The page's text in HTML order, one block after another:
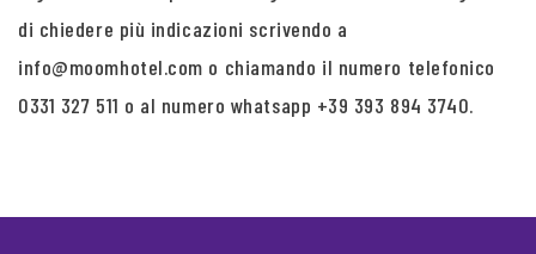
di chiedere più indicazioni scrivendo a
info@moomhotel.com o chiamando il numero telefonico
0331 327 511 o al numero whatsapp +39 393 894 3740.